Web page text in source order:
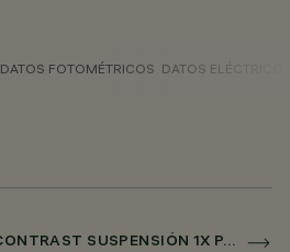
DATOS FOTOMÉTRICOS DATOS
LASER BLADE XS HIGH CONTRAST SUSPENSIÓN 1X PARA FILORAIL DALI BROADCAST